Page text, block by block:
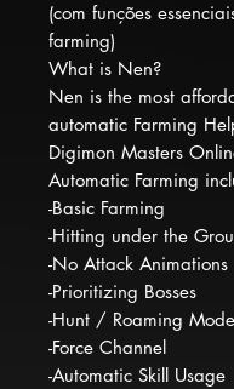
(com funções
farming)
What is Nen?
Nen is the most
automatic Farming
Digimon Masters
Automatic Farming
-Basic Farming
-Hitting under the
-No Attack Animations
-Prioritizing Bosses
-Hunt / Roaming Mode
-Force Channel
-Automatic Skill Usage